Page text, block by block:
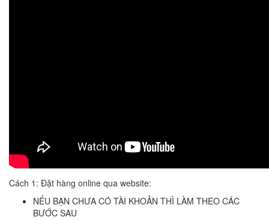
Cách 1: Đặt hàng online qua website:
NẾU BẠN CHƯA CÓ TÀI KHOẢN THÌ LÀM THEO CÁC
BƯỚC SAU